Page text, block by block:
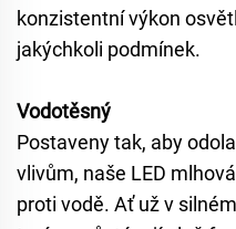
konzistentní výkon
jakýchkoli podmínek.
Vodotěsný
Postaveny tak, aby
vlivům, naše LED
proti vodě. Ať už v